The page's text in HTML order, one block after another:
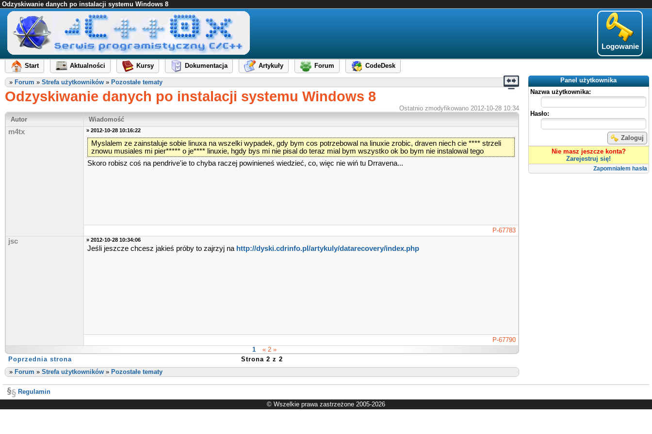
Odzyskiwanie danych po instalacji systemu Windows 8
Logowanie
Start Aktualności Kursy Dokumentacja Artykuły Forum
CodeDesk
Panel użytkownika
Nazwa użytkownika:
Hasło:
Zaloguj
Nie masz jeszcze konta?
Zarejestruj się!
Zapomniałem hasła
» Forum » Strefa użytkowników » Pozostałe tematy
Odzyskiwanie danych po instalacji systemu Windows 8
Ostatnio zmodyfikowano 2012-10-28 10:34
Autor
Wiadomość
m4tx » 2012-10-28 10:16:22
Myslalem ze zainstaluje sobie linuxa na wszelki wypadek, gdy bym cos potrzebowal na linuxie zrobic, draven niech cie **** strzeli
znowu musiales mi pier***** o je**** linuxie, hgdy bys mi nie pisal do teraz mial bym wszystko ok bo bym nie instalowal tego
Skoro robisz coś na pendrive'ie to chyba raczej powinieneś wiedzieć, co, więc nie wiń tu Drravena...
P-67783
jsc » 2012-10-28 10:34:06
Jeśli jeszcze chcesz jakieś próby to zajrzyj na http://dyski.cdrinfo.pl/artykuly/datarecovery/index.php
P-67790
1
« 2 »
Poprzednia strona
Strona 2 z 2
» Forum » Strefa użytkowników » Pozostałe tematy
Regulamin
© Wszelkie prawa zastrzeżone 2005-2026